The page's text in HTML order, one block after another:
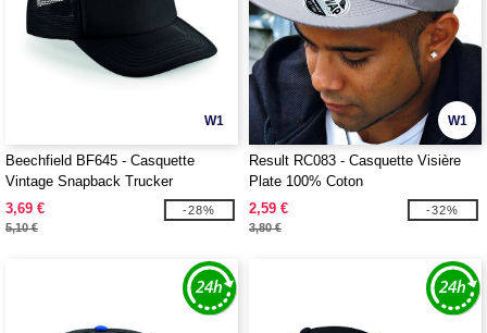
W1
Beechfield BF645 - Casquette
Vintage Snapback Trucker
3,69 €
5,10 €
-28%
W1
Result RC083 - Casquette Visière
Plate 100% Coton
2,59 €
3,80 €
-32%